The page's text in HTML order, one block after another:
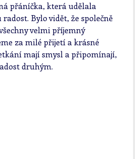
přáníčka, která udělala
Bylo vidět, že společně
velmi příjemný
za milé přijetí a krásné
mají smysl a připomínají,
druhým.